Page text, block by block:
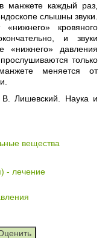
манжете каждый раз,
слышны звуки.
кровяного
и звуки
«нижнего» давления
только
меняется от
В. Лишевский. Наука и
вещества
- лечение